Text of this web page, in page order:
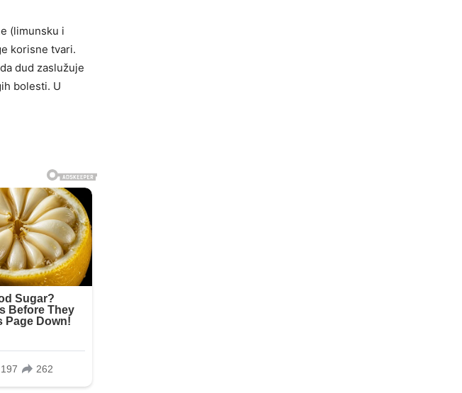
(limunsku i
korisne tvari.
dud zaslužuje
bolesti. U